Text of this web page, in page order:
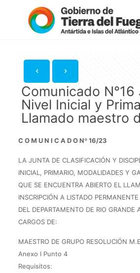
Comunicado
Nivel Inicial y
Llamado maestro
C O M U N I C A D O Nº 16/23
LA JUNTA DE CLASIFICACIÓN Y
INICIAL, PRIMARIO, MODALIDADES Y
QUE SE ENCUENTRA ABIERTO EL
INSCRIPCIÓN A LISTADO
DEL DEPARTAMENTO DE RIO GRANDE
CARGOS DE:
MAESTRO DE GRUPO RESOLUCIÓN
Anexo I Punto 4
Requisitos: